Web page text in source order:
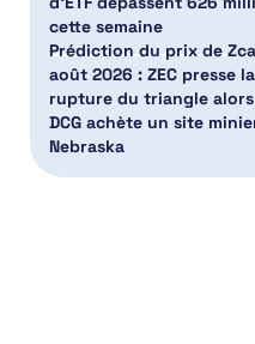
cette semaine
Prédiction du prix de
août 2026 : ZEC presse la
rupture du triangle
DCG achète un site
Nebraska